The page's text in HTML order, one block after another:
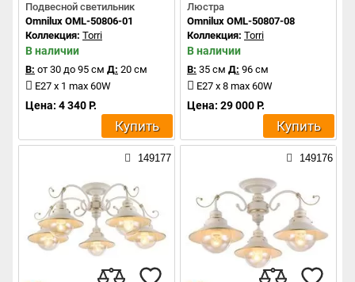
Подвесной светильник
Omnilux OML-50806-01
Коллекция: Torri
В наличии
В: от 30 до 95 см Д: 20 см
E27 x 1 max 60W
Цена: 4 340 Р.
Купить
Люстра
Omnilux OML-50807-08
Коллекция: Torri
В наличии
В: 35 см Д: 96 см
E27 x 8 max 60W
Цена: 29 000 Р.
Купить
149177 149176